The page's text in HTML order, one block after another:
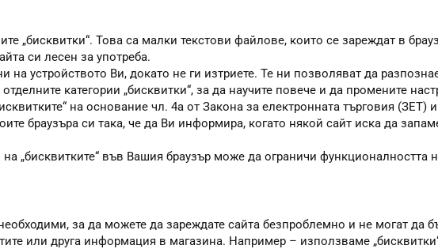
„бисквитки“. Това са малки текстови файлове, които се зареждат в
си лесен за употреба.
на устройството Ви, докато не ги изтриете. Те ни позволяват да
категории „бисквитки“, за да научите повече и да промените
на основание чл. 4а от Закона за електронната търговия (ЗЕТ)
браузъра си така, че да Ви информира, когато някой сайт иска да
„бисквитките“ във Вашия браузър може да ограничи функционалността
за да можете да зареждате сайта безпроблемно и не могат
или друга информация в магазина. Например – използваме